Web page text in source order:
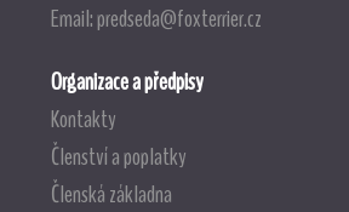
Email:predseda@foxterrier.cz
Organizace a předpisy
Kontakty
Členství a poplatky
Členská základna